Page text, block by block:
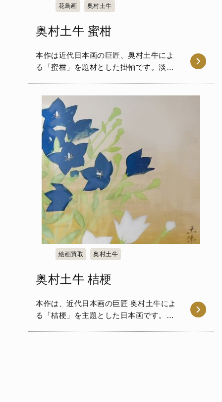
花鳥画 奥村土牛
奥村土牛 蜜柑
本作は近代日本画の巨匠、奥村土牛によ
る「蜜柑」を題材とした掛軸です。淡い
絵画買取 奥村土牛
奥村土牛 桔梗
本作は、近代日本画の巨匠 奥村土牛によ
る「桔梗」を主題とした日本画です。藍